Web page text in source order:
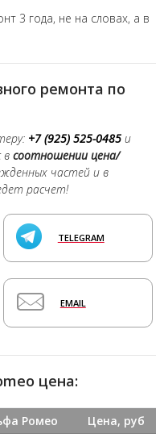
3 года, не на словах, а в
ремонта по
+7 (925) 525-0485 и
в соотношении цена/
частей и в
расчет!
TELEGRAM
EMAIL
цена:
Ромео
Цена, руб